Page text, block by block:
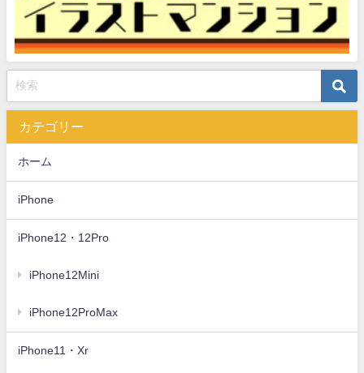
カテゴリー
ホーム
iPhone
iPhone12・12Pro
iPhone12Mini
iPhone12ProMax
iPhone11・Xr